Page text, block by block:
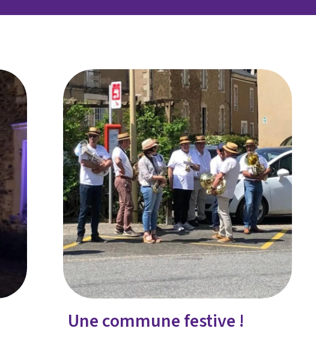
Une commune festive !